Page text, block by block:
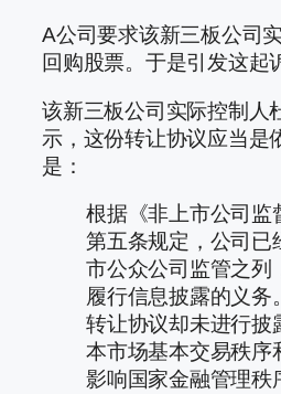
A公司要求该新三板公司
回购股票。于是引发这起
该新三板公司实际控制人
示，这份转让协议应当是
是：
根据《非上市公司监
第五条规定，公司已
市公众公司监管之列
履行信息披露的义务
转让协议却未进行披
本市场基本交易秩序
影响国家金融管理秩